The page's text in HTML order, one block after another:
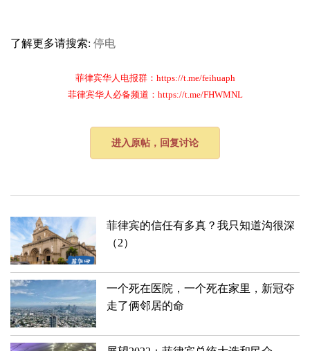
了解更多请搜索: 停电
菲律宾华人电报群：https://t.me/feihuaph
菲律宾华人必备频道：https://t.me/FHWMNL
进入原帖，回复讨论
菲律宾的信任有多真？我只知道沟很深
（2）
一个死在医院，一个死在家里，新冠夺
走了俩邻居的命